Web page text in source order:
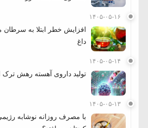
۱۴۰۵-۰۵-۱۶
افزایش خطر ابتلا به
داغ
۱۴۰۵-۰۵-۱۴
تولید داروی آهسته رهش ترک
۱۴۰۵-۰۵-۱۳
با مصرف روزانه نوشابه